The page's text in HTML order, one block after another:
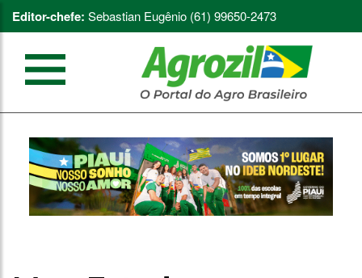
Editor-chefe: Sebastian Eugênio (61) 99650-2473